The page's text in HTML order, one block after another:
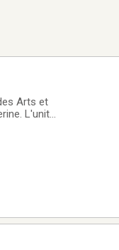
Arts et
L'unité